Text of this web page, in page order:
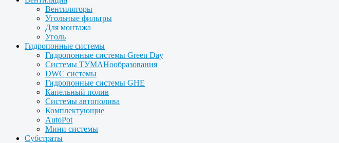
Вентиляторы
Угольные фильтры
Для монтажа
Уголь
Гидропонные системы
Гидропонные системы Green Day
Системы ТУМАНообразования
DWC системы
Гидропонные системы GHE
Капельный полив
Системы автополива
Комплектующие
AutoPot
Мини системы
Субстраты